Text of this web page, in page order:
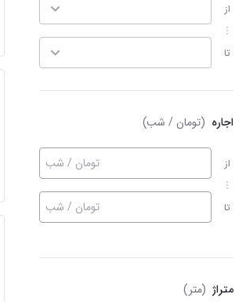
از
تا
اجاره (تومان / شب)
از
تا
تومان / شب
تومان / شب
متراژ (متر)